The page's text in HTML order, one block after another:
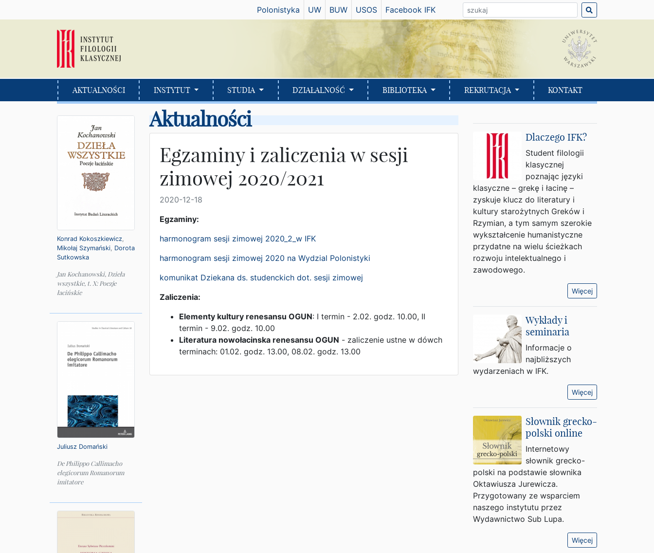
Polonistyka UW BUW USOS Facebook IFKHasło do wyszukania:
AKTUALNOŚCI INSTYTUT STUDIA DZIAŁALNOŚĆ BIBLIOTEKA REKRUTACJA KONTAKT
Konrad Kokoszkiewicz,
Mikołaj Szymański, Dorota
Sutkowska
Jan Kochanowski, Dzieła
wszystkie, t. X: Poezje
łacińskie
Juliusz Domański
De Philippo Callimacho
elegicorum Romanorum
imitatore
Aktualności
Egzaminy i zaliczenia w sesji
zimowej 2020/2021
2020-12-18
Egzaminy:
harmonogram sesji zimowej 2020_2_w IFK
harmonogram sesji zimowej 2020 na Wydzial Polonistyki
komunikat Dziekana ds. studenckich dot. sesji zimowej
Zaliczenia:
Elementy kultury renesansu OGUN: I termin - 2.02. godz. 10.00, II
termin - 9.02. godz. 10.00
Literatura nowołacinska renesansu OGUN - zaliczenie ustne w dówch
terminach: 01.02. godz. 13.00, 08.02. godz. 13.00
Dlaczego IFK?
Student filologii
klasycznej
poznając języki
klasyczne – grekę i łacinę –
zyskuje klucz do literatury i
kultury starożytnych Greków i
Rzymian, a tym samym szerokie
wykształcenie humanistyczne
przydatne na wielu ścieżkach
rozwoju intelektualnego i
zawodowego.
Więcej
Wykłady i
seminaria
Informacje o
najbliższych
wydarzeniach w IFK.
Więcej
Słownik grecko-
polski online
Internetowy
słownik grecko-
polski na podstawie słownika
Oktawiusza Jurewicza.
Przygotowany ze wsparciem
naszego instytutu przez
Wydawnictwo Sub Lupa.
Więcej